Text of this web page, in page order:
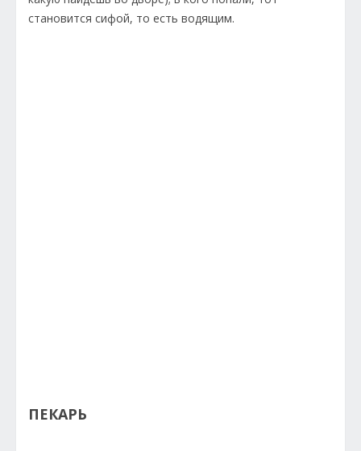
становится сифой, то есть водящим.
ПЕКАРЬ